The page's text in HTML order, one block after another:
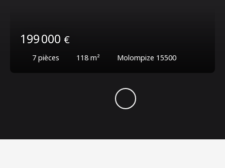
199 000 €
7 pièces 118 m² Molompize 15500